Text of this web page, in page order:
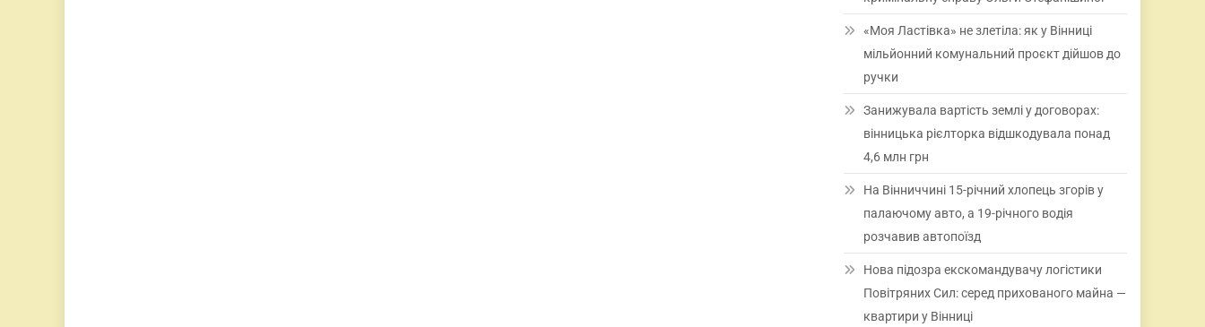
«Моя Ластівка» не злетіла: як у Вінниці
мільйонний комунальний проєкт дійшов до
ручки
Занижувала вартість землі у договорах:
вінницька рієлторка відшкодувала понад
4,6 млн грн
На Вінниччині 15-річний хлопець згорів у
палаючому авто, а 19-річного водія
розчавив автопоїзд
Нова підозра екскомандувачу логістики
Повітряних Сил: серед прихованого майна —
квартири у Вінниці